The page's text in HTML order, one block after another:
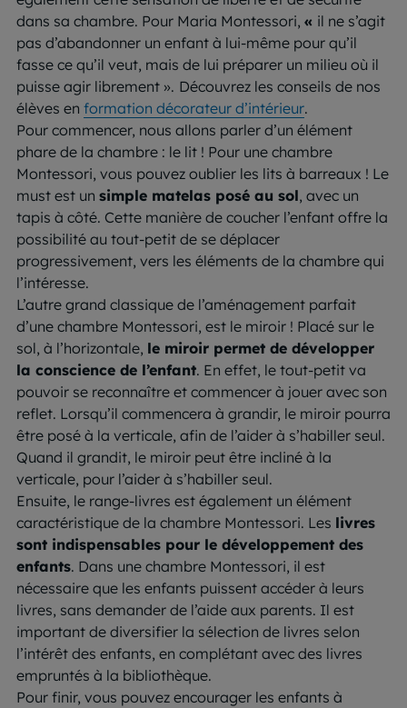
dans sa chambre. Pour Maria Montessori, « il ne s’agit
pas d’abandonner un enfant à lui-même pour qu’il
fasse ce qu’il veut, mais de lui préparer un milieu où il
puisse agir librement ». Découvrez les conseils de nos
élèves en formation décorateur d’intérieur.
Pour commencer, nous allons parler d’un élément
phare de la chambre : le lit ! Pour une chambre
Montessori, vous pouvez oublier les lits à barreaux ! Le
must est un simple matelas posé au sol, avec un
tapis à côté. Cette manière de coucher l’enfant offre la
possibilité au tout-petit de se déplacer
progressivement, vers les éléments de la chambre qui
l’intéresse.
L’autre grand classique de l’aménagement parfait
d’une chambre Montessori, est le miroir ! Placé sur le
sol, à l’horizontale, le miroir permet de développer
la conscience de l’enfant. En effet, le tout-petit va
pouvoir se reconnaître et commencer à jouer avec son
reflet. Lorsqu’il commencera à grandir, le miroir pourra
être posé à la verticale, afin de l’aider à s’habiller seul.
Quand il grandit, le miroir peut être incliné à la
verticale, pour l’aider à s’habiller seul.
Ensuite, le range-livres est également un élément
caractéristique de la chambre Montessori. Les livres
sont indispensables pour le développement des
enfants. Dans une chambre Montessori, il est
nécessaire que les enfants puissent accéder à leurs
livres, sans demander de l’aide aux parents. Il est
important de diversifier la sélection de livres selon
l’intérêt des enfants, en complétant avec des livres
empruntés à la bibliothèque.
Pour finir, vous pouvez encourager les enfants à